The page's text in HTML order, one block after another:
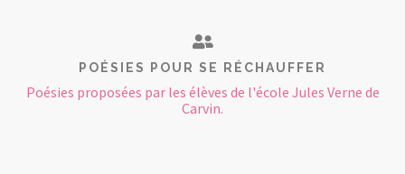
POÉSIES POUR SE RÉCHAUFFER
Poésies proposées par les élèves de l'école Jules Verne de
Carvin.